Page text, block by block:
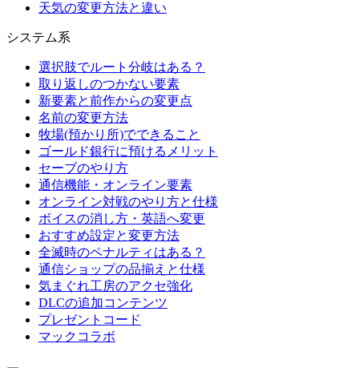
天気の変更方法と違い
システム系
選択肢でルート分岐はある？
取り返しのつかない要素
新要素と前作からの変更点
名前の変更方法
牧場(預かり所)でできること
ゴールド銀行に預けるメリット
セーブのやり方
通信機能・オンライン要素
オンライン対戦のやり方と仕様
ボイスの消し方・英語へ変更
おすすめ設定と変更方法
全滅時のペナルティはある？
通信ショップの品揃えと仕様
気まぐれ工房のアクセ強化
DLCの追加コンテンツ
プレゼントコード
マックコラボ